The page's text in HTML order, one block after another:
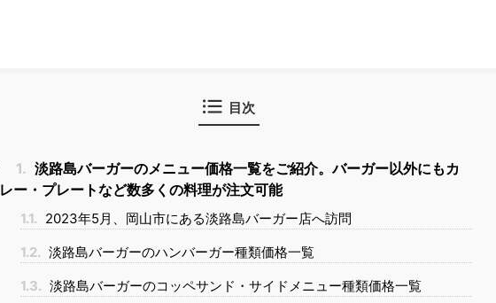
目次
1. 淡路島バーガーのメニュー価格一覧をご紹介。バーガー以外にもカ
レー・プレートなど数多くの料理が注文可能
1.1. 2023年5月、岡山市にある淡路島バーガー店へ訪問
1.2. 淡路島バーガーのハンバーガー種類価格一覧
1.3. 淡路島バーガーのコッペサンド・サイドメニュー種類価格一覧